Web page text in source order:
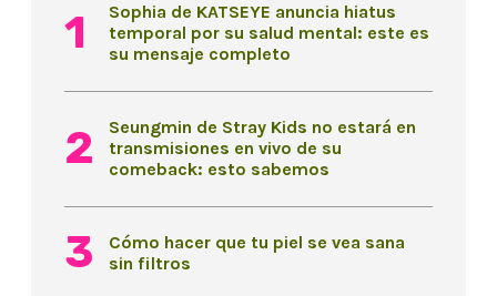
Sophia de KATSEYE anuncia hiatus
temporal por su salud mental: este es
su mensaje completo
Seungmin de Stray Kids no estará en
transmisiones en vivo de su
comeback: esto sabemos
Cómo hacer que tu piel se vea sana
sin filtros